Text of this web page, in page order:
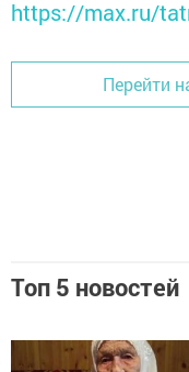
https://max.ru/
Перейти
Топ 5 новостей